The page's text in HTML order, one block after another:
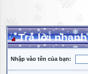
Trả lời nhanh
Nhập vào tên của bạn: